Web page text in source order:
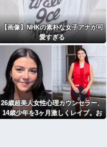
【画像】NHKの素朴な女子アナが可
愛すぎる
26歳超美人女性心理カウンセラー、
14歳少年を3ヶ月激しくレイプ。お